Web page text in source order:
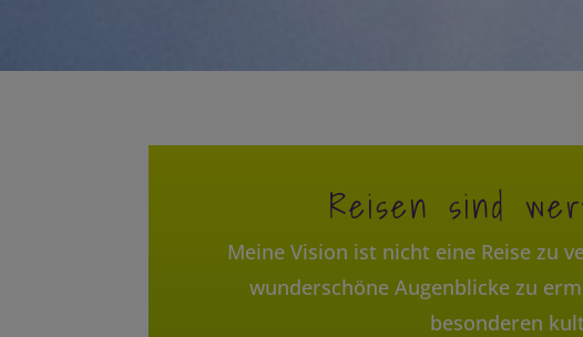
Reisen sind
Meine Vision ist nicht eine Reise zu
wunderschöne Augenblicke zu
besonderen